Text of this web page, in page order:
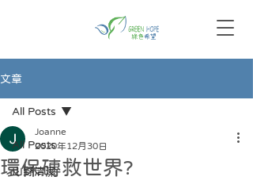
文章
All Posts
山野清潔
All Posts
環保磚救世界?
Joanne
2020年12月30日